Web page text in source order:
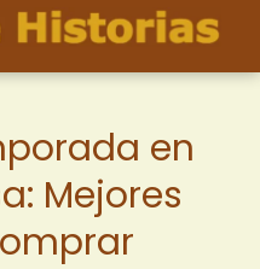
en
Mejores